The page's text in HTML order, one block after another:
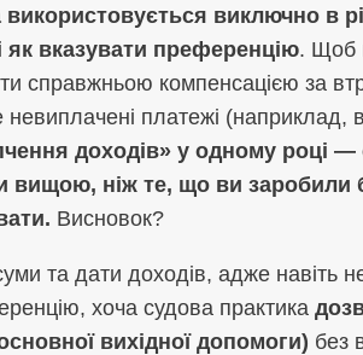
використовується виключно в
як вказувати преференцію. Щоб
справжньою компенсацією за
платежі (наприклад,
доходів» у одному році
вищою, ніж те, що ви заробили
Висновок?
та дати доходів, адже навіть
хоча судова практика
вихідної допомоги) без